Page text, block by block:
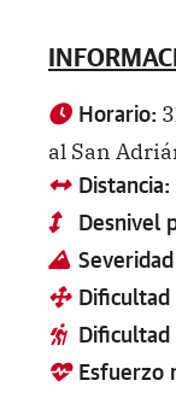
Horario:
al San
Distancia:
Desnivel
Dificultad
Esfuerzo